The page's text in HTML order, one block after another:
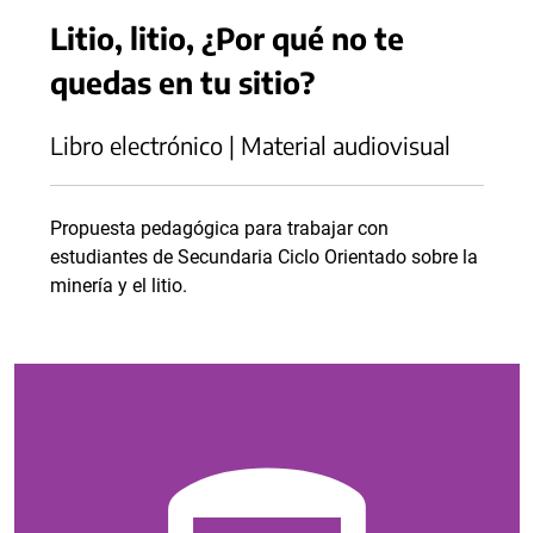
Litio, litio, ¿Por qué no te
quedas en tu sitio?
Libro electrónico | Material audiovisual
Propuesta pedagógica para trabajar con
estudiantes de Secundaria Ciclo Orientado sobre la
minería y el litio.